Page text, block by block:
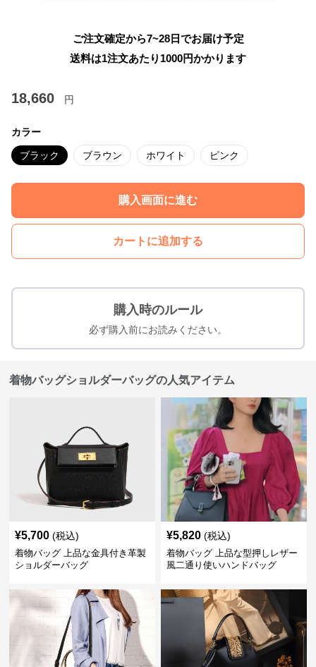
ご注文確定から7~28日でお届け予定
送料は1注文あたり 1000円かかります
18,660 円
カラー
ブラック ブラウン ホワイト ピンク
購入画面に進む
カートに追加する
購入時のルール
必ず購入前にお読みください。
着物バッグショルダーバッグの人気アイテム
¥5,700 (税込)
着物バッグ 上品な金具付き革製
ショルダーバッグ
¥5,820 (税込)
着物バッグ 上品な型押しレザー
風二通り使いハンドバッグ